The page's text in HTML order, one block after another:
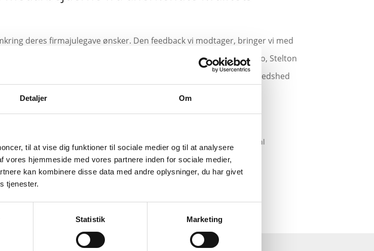
Detaljer Om
til at vise dig funktioner til sociale medier og til at analysere
hjemmeside med vores partnere inden for sociale medier,
kan kombinere disse data med andre oplysninger, du har givet
tjenester.
Statistik Marketing
deres firmajulegave ønsker. Den feedback vi modtager, bringer vi med
som bl.a. Royal Copenhagen, Georg Jensen, Menu, Eva Solo, Stelton
tilbyde det bedste udvalg, mest værdi for pengene og størst tilfredshed